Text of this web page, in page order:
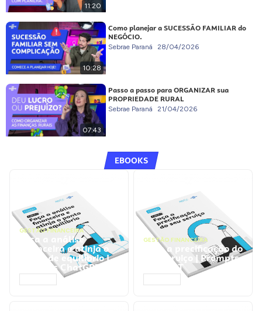
11:20
10:28
Como planejar a SUCESSÃO FAMILIAR do
NEGÓCIO.
Sebrae Paraná 28/04/2026
07:43
Passo a passo para ORGANIZAR sua
PROPRIEDADE RURAL
Sebrae Paraná 21/04/2026
EBOOKS
GESTÃO FINANCEIRA
Faça a análise
financeira e atinja o
ponto de equilíbrio |
Prompts ChatGPT
GESTÃO FINANCEIRA
Faça a precificação do
seu serviço | Prompts
ChatGPT